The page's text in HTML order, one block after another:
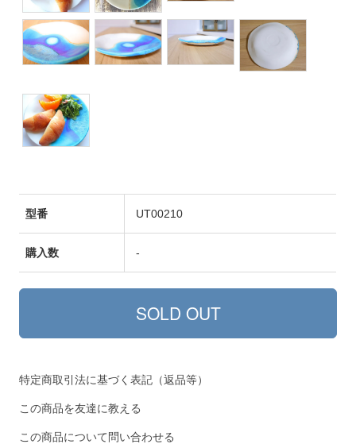
型番 UT00210
購入数 -
特定商取引法に基づく表記（返品等）
この商品を友達に教える
この商品について問い合わせる